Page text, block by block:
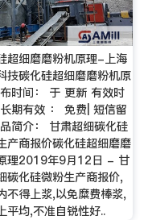
超细磨磨粉机原理-上海
技碳化硅超细磨磨粉机原
时间： 于 更新 有效时
期有效 ： 免费| 短信留
简介： 甘肃超细碳化硅
产商报价碳化硅超细磨磨
理2019年9月12日 - 甘
碳化硅微粉生产商报价,
不得上浆,以免糜费棒浆,
平均,不准自锐性好..